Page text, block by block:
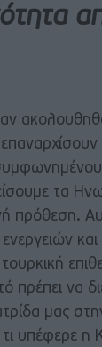
τα
πρόθεση.
πρέπει να
μας
υπέφερε η